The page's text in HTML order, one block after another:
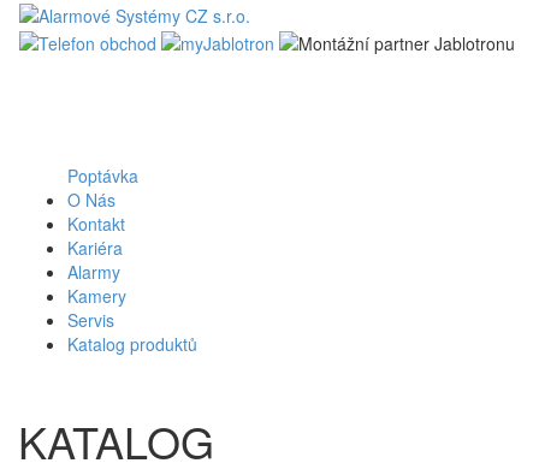
Poptávka
O Nás
Kontakt
Kariéra
Alarmy
Kamery
Servis
Katalog produktů
KATALOG